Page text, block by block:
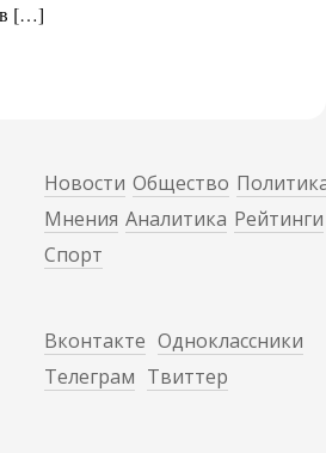
[…]
Новости Общество
Мнения Аналитика Рейтинги
Спорт
Вконтакте Одноклассники
Телеграм Твиттер